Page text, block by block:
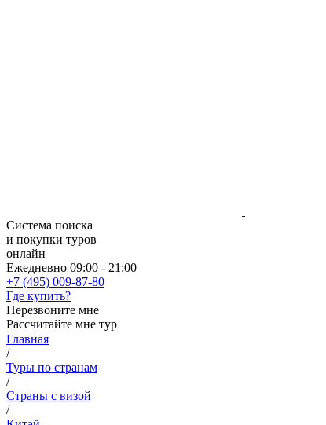
Система поиска
и покупки туров
онлайн
Ежедневно 09:00 - 21:00
+7 (495) 009-87-80
Где купить?
Перезвоните мне
Рассчитайте мне тур
Главная
/
Туры по странам
/
Страны с визой
/